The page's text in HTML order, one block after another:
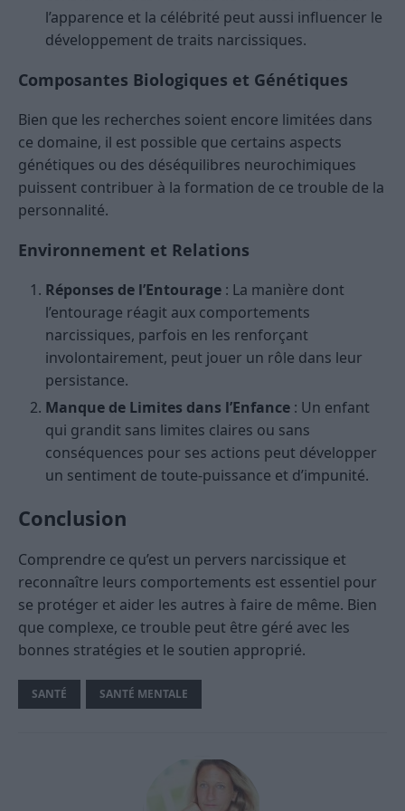
l’apparence et la célébrité peut aussi influencer le
développement de traits narcissiques.
Composantes Biologiques et Génétiques
Bien que les recherches soient encore limitées dans
ce domaine, il est possible que certains aspects
génétiques ou des déséquilibres neurochimiques
puissent contribuer à la formation de ce trouble de la
personnalité.
Environnement et Relations
Réponses de l’Entourage : La manière dont
l’entourage réagit aux comportements
narcissiques, parfois en les renforçant
involontairement, peut jouer un rôle dans leur
persistance.
Manque de Limites dans l’Enfance : Un enfant
qui grandit sans limites claires ou sans
conséquences pour ses actions peut développer
un sentiment de toute-puissance et d’impunité.
Conclusion
Comprendre ce qu’est un pervers narcissique et
reconnaître leurs comportements est essentiel pour
se protéger et aider les autres à faire de même. Bien
que complexe, ce trouble peut être géré avec les
bonnes stratégies et le soutien approprié.
SANTÉ SANTÉ MENTALE